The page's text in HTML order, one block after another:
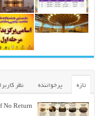
تازه پرخواننده نظر
No Return